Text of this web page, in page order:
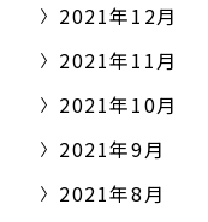
2021年12月
2021年11月
2021年10月
2021年9月
2021年8月